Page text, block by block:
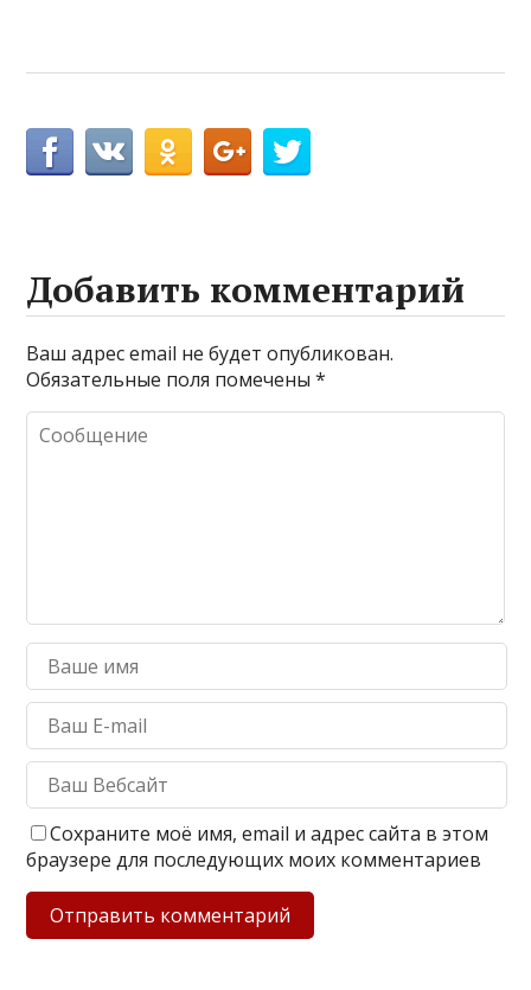
Добавить комментарий
Ваш адрес email не будет опубликован.
Обязательные поля помечены*
Сохраните моё имя, email и адрес сайта в этом
браузере для последующих моих комментариев